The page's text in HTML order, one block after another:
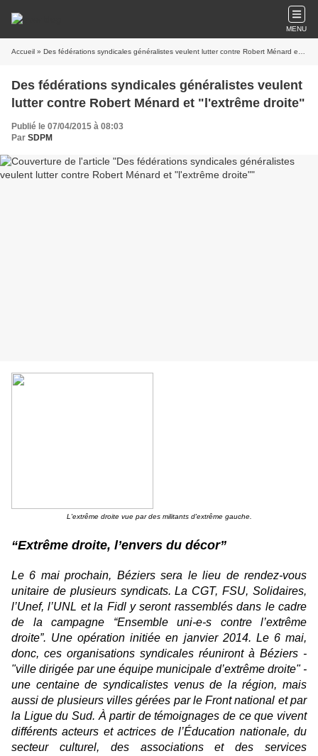
MENU
Accueil » Des fédérations syndicales généralistes veulent lutter contre Robert Ménard et "l'extrême droite"
Des fédérations syndicales généralistes veulent
lutter contre Robert Ménard et "l'extrême droite"
Publié le 07/04/2015 à 08:03
Par SDPM
L'extrême droite vue par des militants d'extrême gauche.
“Extrême droite, l’envers du décor”
Le 6 mai prochain, Béziers sera le lieu de rendez-vous
unitaire de plusieurs syndicats. La CGT, FSU, Solidaires,
l’Unef, l’UNL et la Fidl y seront rassemblés dans le cadre
de la campagne “Ensemble uni-e-s contre l’extrême
droite”. Une opération initiée en janvier 2014. Le 6 mai,
donc, ces organisations syndicales réuniront à Béziers -
"ville dirigée par une équipe municipale d’extrême droite" -
une centaine de syndicalistes venus de la région, mais
aussi de plusieurs villes gérées par le Front national et par
la Ligue du Sud. À partir de témoignages de ce que vivent
différents acteurs et actrices de l’Éducation nationale, du
secteur culturel, des associations et des services